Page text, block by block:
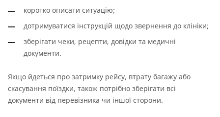
коротко описати ситуацію;
дотримуватися інструкцій щодо звернення до клініки;
зберігати чеки, рецепти, довідки та медичні
документи.
Якщо йдеться про затримку рейсу, втрату багажу або
скасування поїздки, також потрібно зберігати всі
документи від перевізника чи іншої сторони.